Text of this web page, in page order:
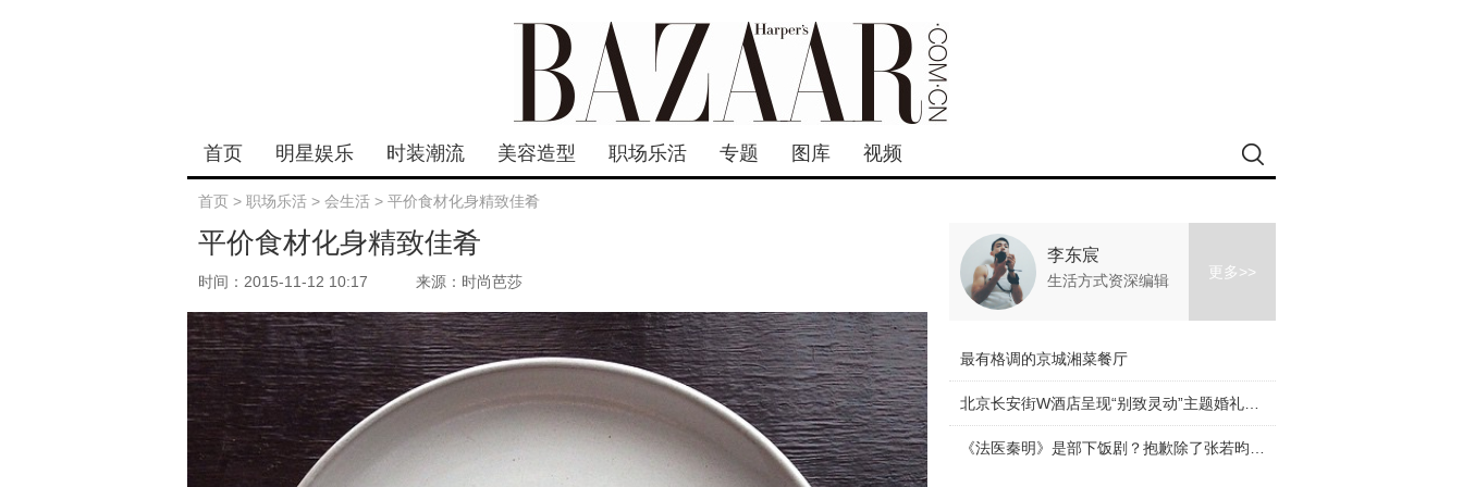
首页 明星娱乐 时装潮流 美容造型 职场乐活 专题 图库 视频
首页 > 职场乐活 > 会生活 > 平价食材化身精致佳肴
平价食材化身精致佳肴
时间：2015-11-12 10:17 来源：时尚芭莎
李东宸
生活方式资深编辑 更多>>
最有格调的京城湘菜餐厅